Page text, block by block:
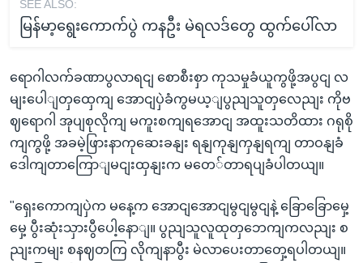
SEE ALSO:
မြန်မာ့ရွေးကောက်ပွဲ ကနဦး မဲရလဒ်တွေ ထွက်ပေါ်လာ
ရောဂါလက်ခဏာပွလာရငျ စောစီးစှာ ကုသမှုခံယူကွဖို့အပွငျ လ
မျးပေါျတှထှေကျ အောငျပှဲခံကွမယ့ျပွညျသူတှလေညျး ကိုဗ
ဈရောဂါ အုပျစုလိုကျ မကူးစကျရအောငျ အထူးသတိထား ဂရုစို
ကျကွဖို့ အခမဲ့ဖြားနာကုဆေးခနျး ရနျကုနျကှနျရကျ တာဝနျခံ
ဒေါကျတာကြောျမငျးထှနျးက မတေ်တာရပျခံပါတယျ။
"ရှေးကောကျပှဲက မနေ့က အောငျအောငျမွငျမွငျနဲ့ ခြောခြောမှေ့
မှေ့ ပွီးဆုံးသှားပွီပေါ့နောျ။ ပွညျသူလူထုတှဘေကျကလညျး စ
ညျးကမျး စနဈတကြ လိုကျနာပွီး မဲလာပေးတာတှေ့ရပါတယျ။